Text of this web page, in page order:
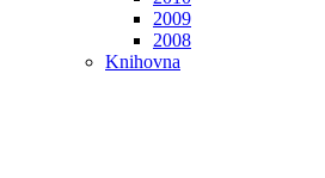
2009
2008
Knihovna